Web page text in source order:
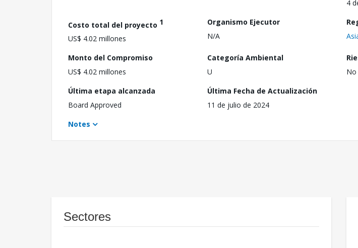
4
Costo total del proyecto 1
US$ 4.02 millones
Organismo Ejecutor
N/A
Monto del Compromiso
US$ 4.02 millones
Categoría Ambiental
U
No
Última etapa alcanzada
Board Approved
Última Fecha de Actualización
11 de julio de 2024
Notes
Sectores